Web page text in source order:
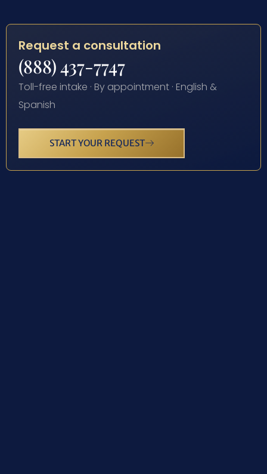
Request a consultation
(888) 437-7747
Toll-free intake · By appointment · English &
Spanish
START YOUR REQUEST